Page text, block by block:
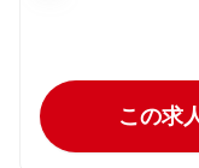
この求